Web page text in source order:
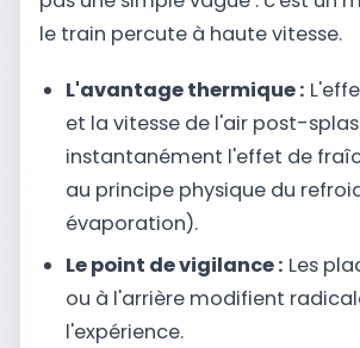
le train percute à haute vitesse.
L'avantage thermique :
et la vitesse de l'air post-
instantanément l'effet de
au principe physique du
évaporation).
Le point de vigilance : Les
ou à l'arrière modifient
l'expérience.